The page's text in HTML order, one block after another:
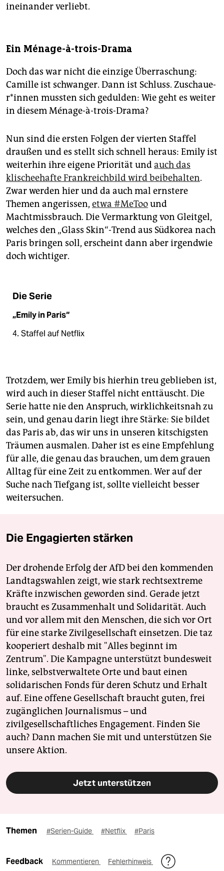
ineinander verliebt.
Ein Ménage-à-trois-Drama
Doch das war nicht die einzige Überraschung:
Camille ist schwanger. Dann ist Schluss. Zu­schaue­
r*in­nen mussten sich gedulden: Wie geht es weiter
in diesem Ménage-à-trois-Drama?
Nun sind die ersten Folgen der vierten Staffel
draußen und es stellt sich schnell heraus: Emily ist
weiterhin ihre eigene Priorität undauch das
klischeehafte Frankreichbild wird beibehalten.
Zwar werden hier und da auch mal ernstere
Themen angerissen, etwa #MeToound
Machtmissbrauch. Die Vermarktung von Gleitgel,
welches den „Glass Skin“-Trend aus Südkorea nach
Paris bringen soll, erscheint dann aber irgendwie
doch wichtiger.
Die Serie
„Emily in Paris“
4. Staffel auf Netflix
Trotzdem, wer Emily bis hierhin treu geblieben ist,
wird auch in dieser Staffel nicht enttäuscht. Die
Serie hatte nie den Anspruch, wirklichkeitsnah zu
sein, und genau darin liegt ihre Stärke: Sie bildet
das Paris ab, das wir uns in unseren kitschigsten
Träumen ausmalen. Daher ist es eine Empfehlung
für alle, die genau das brauchen, um dem grauen
Alltag für eine Zeit zu entkommen. Wer auf der
Suche nach Tiefgang ist, sollte vielleicht besser
weitersuchen.
Die Engagierten stärken
Der drohende Erfolg der AfD bei den kommenden
Landtagswahlen zeigt, wie stark rechtsextreme
Kräfte inzwischen geworden sind. Gerade jetzt
braucht es Zusammenhalt und Solidarität. Auch
und vor allem mit den Menschen, die sich vor Ort
für eine starke Zivilgesellschaft einsetzen. Die taz
kooperiert deshalb mit "Alles beginnt im
Zentrum". Die Kampagne unterstützt bundesweit
linke, selbstverwaltete Orte und baut einen
solidarischen Fonds für deren Schutz und Erhalt
auf. Eine offene Gesellschaft braucht guten, frei
zugänglichen Journalismus – und
zivilgesellschaftliches Engagement. Finden Sie
auch? Dann machen Sie mit und unterstützen Sie
unsere Aktion.
Jetzt unterstützen
Themen #Serien-Guide #Netflix #Paris
Feedback Kommentieren Fehlerhinweis